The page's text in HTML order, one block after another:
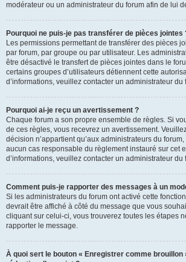
modérateur ou un administrateur du forum afin de lui
Pourquoi ne puis-je pas transférer de pièces jointes
Les permissions permettant de transférer des pièces
par forum, par groupe ou par utilisateur. Les
être désactivé le transfert de pièces jointes dans le
certains groupes d’utilisateurs détiennent cette
d’informations, veuillez contacter un administrateur du
Pourquoi ai-je reçu un avertissement ?
Chaque forum a son propre ensemble de règles. Si
de ces règles, vous recevrez un avertissement.
décision n’appartient qu’aux administrateurs du
aucun cas responsable du règlement instauré sur cet
d’informations, veuillez contacter un administrateur du
Comment puis-je rapporter des messages à un
Si les administrateurs du forum ont activé cette
devrait être affiché à côté du message que vous
cliquant sur celui-ci, vous trouverez toutes les étapes
rapporter le message.
À quoi sert le bouton « Enregistrer comme brouillon